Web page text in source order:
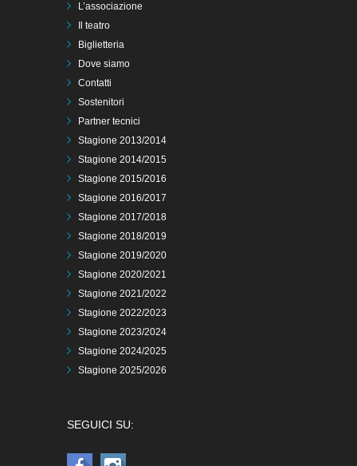
L’associazione
Il teatro
Biglietteria
Dove siamo
Contatti
Sostenitori
Partner tecnici
Stagione 2013/2014
Stagione 2014/2015
Stagione 2015/2016
Stagione 2016/2017
Stagione 2017/2018
Stagione 2018/2019
Stagione 2019/2020
Stagione 2020/2021
Stagione 2021/2022
Stagione 2022/2023
Stagione 2023/2024
Stagione 2024/2025
Stagione 2025/2026
SEGUICI SU: